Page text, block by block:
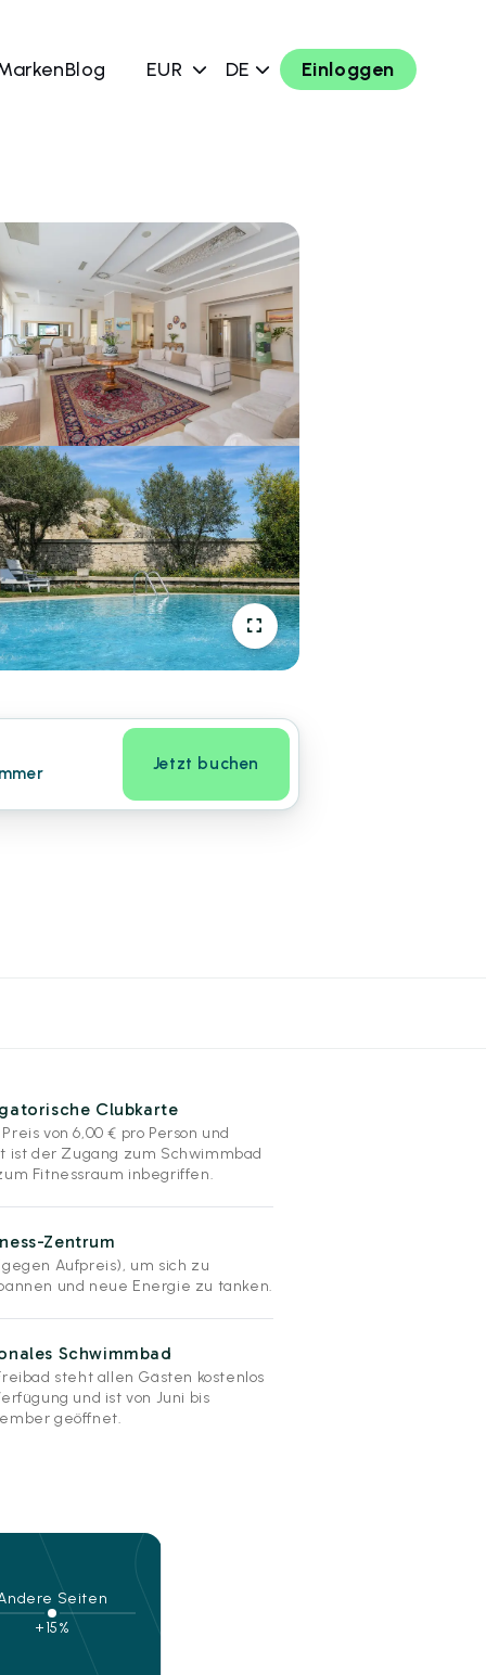
Blog EUR DE Einloggen
Jetzt buchen
Clubkarte
von 6,00 € pro Person und
ist der Zugang zum Schwimmbad
Fitnessraum inbegriffen.
Zentrum
Aufpreis), um sich zu
und neue Energie zu tanken.
Schwimmbad
steht allen Gästen kostenlos
und ist von Juni bis
geöffnet.
Seiten
+15%